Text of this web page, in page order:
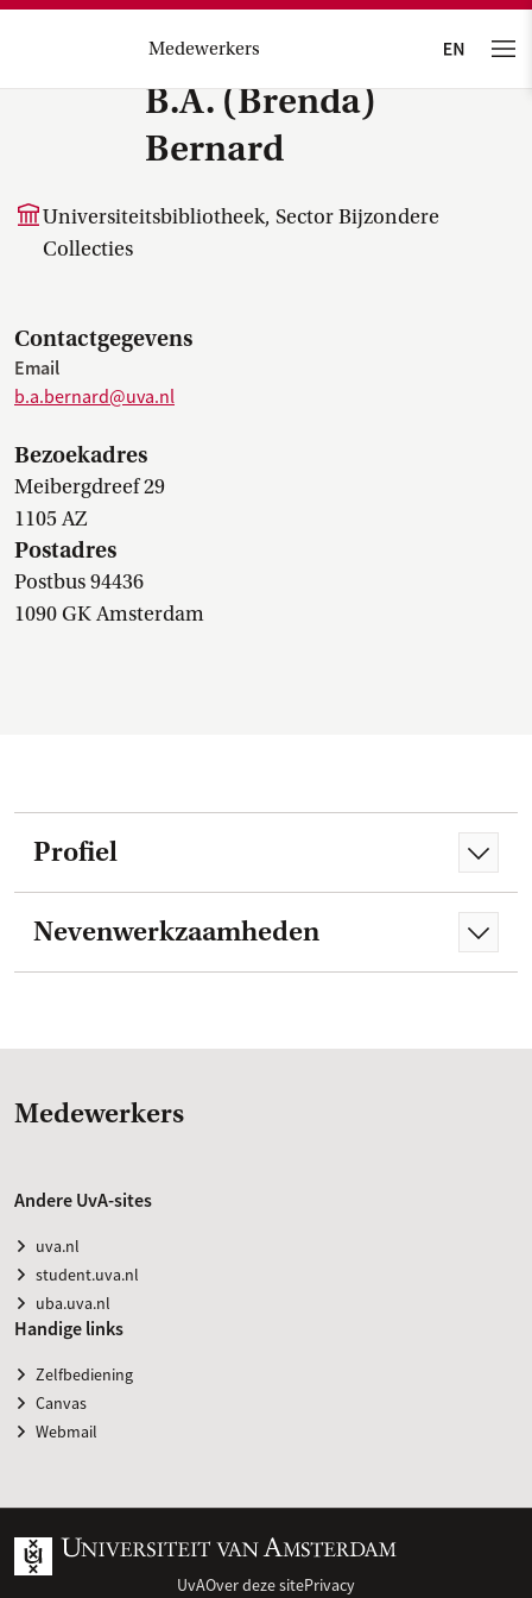
Medewerkers
B.A. (Brenda)
Bernard
Universiteitsbibliotheek, Sector Bijzondere
Collecties
Contactgegevens
Email
b.a.bernard@uva.nl
Bezoekadres
Meibergdreef 29
1105 AZ
Postadres
Postbus 94436
1090 GK Amsterdam
Profiel
Nevenwerkzaamheden
Medewerkers
Andere UvA-sites
uva.nl
student.uva.nl
uba.uva.nl
Handige links
Zelfbediening
Canvas
Webmail
UvAOver deze sitePrivacy